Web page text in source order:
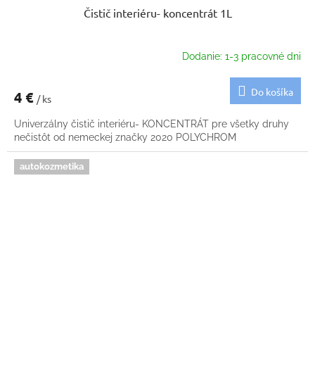
Čistič interiéru- koncentrát 1L
Dodanie: 1-3 pracovné dni
4 € / ks
Do košíka
Univerzálny čistič interiéru- KONCENTRÁT pre všetky druhy
nečistôt od nemeckej značky 2020 POLYCHROM
autokozmetika